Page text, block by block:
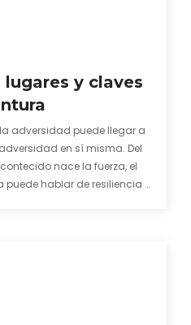
y claves
adversidad puede llegar a
en sí misma. Del
nace la fuerza, el
puede hablar de resiliencia y